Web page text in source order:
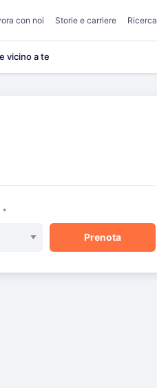
con noi Storie e carriere Ricerca
vicino a te
*